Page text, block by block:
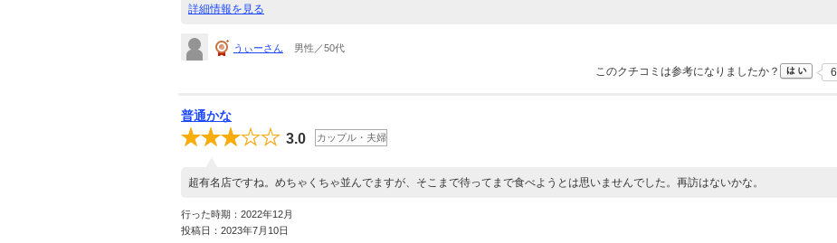
詳細情報を見る
うぃーさん 男性／50代
このクチコミは参考になりましたか？ 6
普通かな
3.0 カップル・夫婦
超有名店ですね。めちゃくちゃ並んでますが、そこまで待ってまで食べようとは思いませんでした。再訪はないかな。
行った時期：2022年12月
投稿日：2023年7月10日